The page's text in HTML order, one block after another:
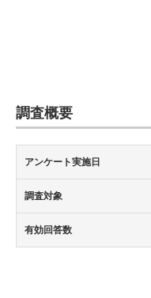
調査概要
アンケート実施日
調査対象
有効回答数